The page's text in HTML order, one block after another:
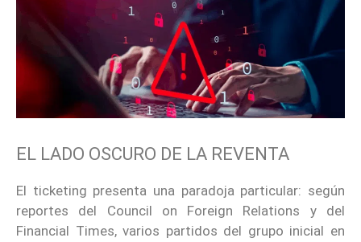
EL LADO OSCURO DE LA REVENTA
El ticketing presenta una paradoja particular: según
reportes del Council on Foreign Relations y del
Financial Times, varios partidos del grupo inicial en